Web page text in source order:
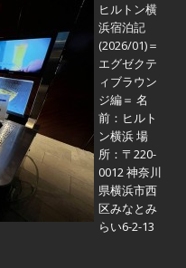
ヒルトン横
浜宿泊記
(2026/01)＝
エグゼクテ
ィブラウン
ジ編＝ 名
前：ヒルト
ン横浜 場
所：〒220-
0012 神奈川
県横浜市西
区みなとみ
らい6-2-13